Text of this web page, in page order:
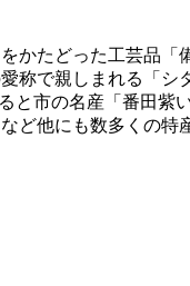
かたどった工芸品「
称で親しまれる「シ
と市の名産「番田紫
ど他にも数多くの特